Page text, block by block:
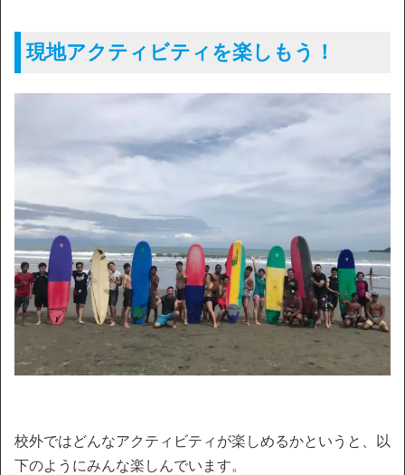
現地アクティビティを楽しもう！
校外ではどんなアクティビティが楽しめるかというと、以
下のようにみんな楽しんでいます。